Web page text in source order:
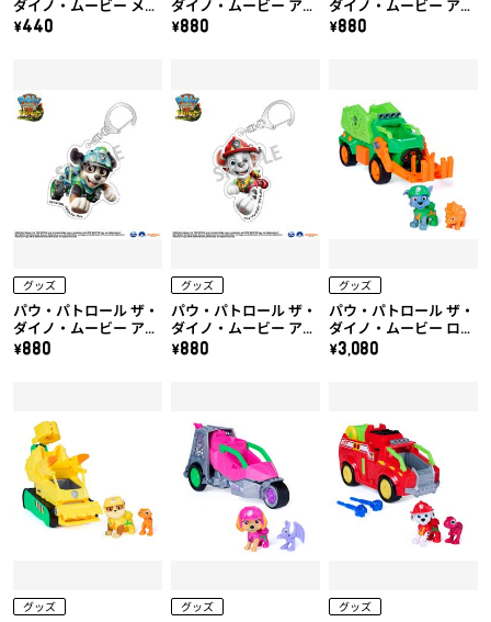
ダイノ・ムービー メタ
リックシールシート
\440
ダイノ・ムービー アク
リルキーホルダー（テ
\880
ダイノ・ムービー アク
リルキーホルダー（ル
\880
グッズ
パウ・パトロール ザ・
ダイノ・ムービー アク
リルキーホルダー（レ
\880
グッズ
パウ・パトロール ザ・
ダイノ・ムービー アク
リルキーホルダー（マ
\880
グッズ
パウ・パトロール ザ・
ダイノ・ムービー ロッ
キー ダイノクルーザー
\3,080
グッズ グッズ グッズ